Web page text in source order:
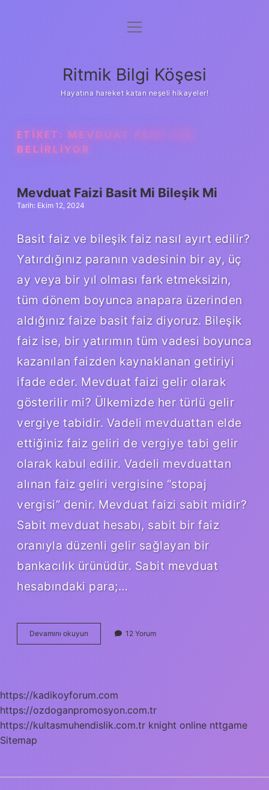
Anasayfa
Yasal Uyarı
menüyü
Ritmik Bilgi Köşesi
Hayatına hareket katan neşeli hikayeler!
ETIKET: MEVDUAT FAIZI KIM
BELIRLIYOR
Mevduat Faizi Basit Mi Bileşik Mi
Tarih: Ekim 12, 2024
Basit faiz ve bileşik faiz nasıl ayırt edilir?
Yatırdığınız paranın vadesinin bir ay, üç
ay veya bir yıl olması fark etmeksizin,
tüm dönem boyunca anapara üzerinden
aldığınız faize basit faiz diyoruz. Bileşik
faiz ise, bir yatırımın tüm vadesi boyunca
kazanılan faizden kaynaklanan getiriyi
ifade eder. Mevduat faizi gelir olarak
gösterilir mi? Ülkemizde her türlü gelir
vergiye tabidir. Vadeli mevduattan elde
ettiğiniz faiz geliri de vergiye tabi gelir
olarak kabul edilir. Vadeli mevduattan
alınan faiz geliri vergisine “stopaj
vergisi” denir. Mevduat faizi sabit midir?
Sabit mevduat hesabı, sabit bir faiz
oranıyla düzenli gelir sağlayan bir
bankacılık ürünüdür. Sabit mevduat
hesabındaki para;…
Devamını okuyun Mevduat
Faizi
12 Yorum
https://kadikoyforum.com
https://ozdoganpromosyon.com.tr
https://kultasmuhendislik.com.tr knight online nttgame
Sitemap